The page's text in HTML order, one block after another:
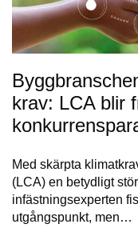
krav: LCA blir
Med skärpta
(LCA) en betydligt
infästningsexperten
utgångspunkt, men…